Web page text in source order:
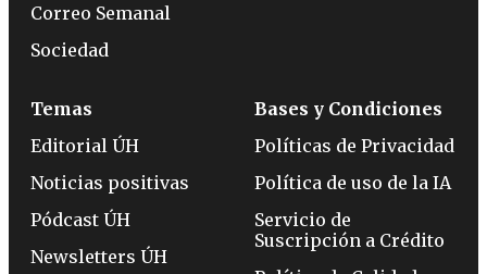
Correo Semanal
Sociedad
Temas
Editorial ÚH
Noticias positivas
Pódcast ÚH
Newsletters ÚH
Bases y Condiciones
Políticas de Privacidad
Política de uso de la IA
Servicio de
Suscripción a Crédito